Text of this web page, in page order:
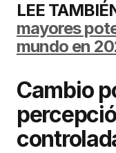
LEE
mayores
mundo en
Cambio